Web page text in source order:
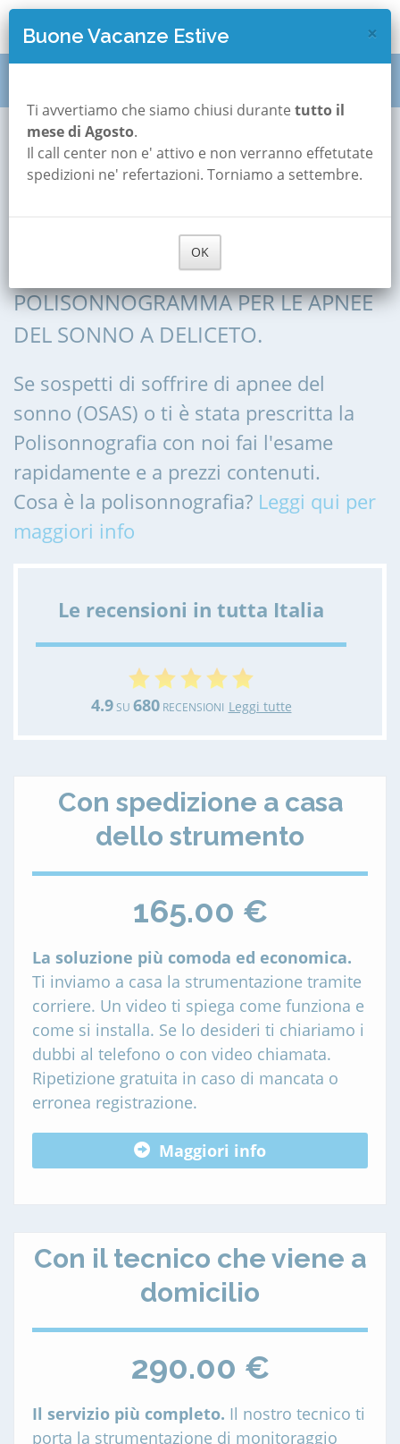
Polisonnografia a
Deliceto
POLISONNOGRAFIA, POLIGRAFIA,
POLISONNOGRAMMA PER LE APNEE
DEL SONNO A DELICETO.
Se sospetti di soffrire di apnee del
sonno (OSAS) o ti è stata prescritta la
Polisonnografia con noi fai l'esame
rapidamente e a prezzi contenuti.
Cosa è la polisonnografia? Leggi qui per
maggiori info
Le recensioni in tutta Italia
4.9SU 680RECENSIONI Leggi tutte
Con spedizione a casa
dello strumento
165.00 €
La soluzione più comoda ed economica.
Ti inviamo a casa la strumentazione tramite
corriere. Un video ti spiega come funziona e
come si installa. Se lo desideri ti chiariamo i
dubbi al telefono o con video chiamata.
Ripetizione gratuita in caso di mancata o
erronea registrazione.
Maggiori info
Con il tecnico che viene a
domicilio
290.00 €
Il servizio più completo. Il nostro tecnico ti
porta la strumentazione di monitoraggio
×
Buone Vacanze Estive
Ti avvertiamo che siamo chiusi durante tutto il
mese di Agosto.
Il call center non e' attivo e non verranno effetutate
spedizioni ne' refertazioni. Torniamo a settembre.
OK